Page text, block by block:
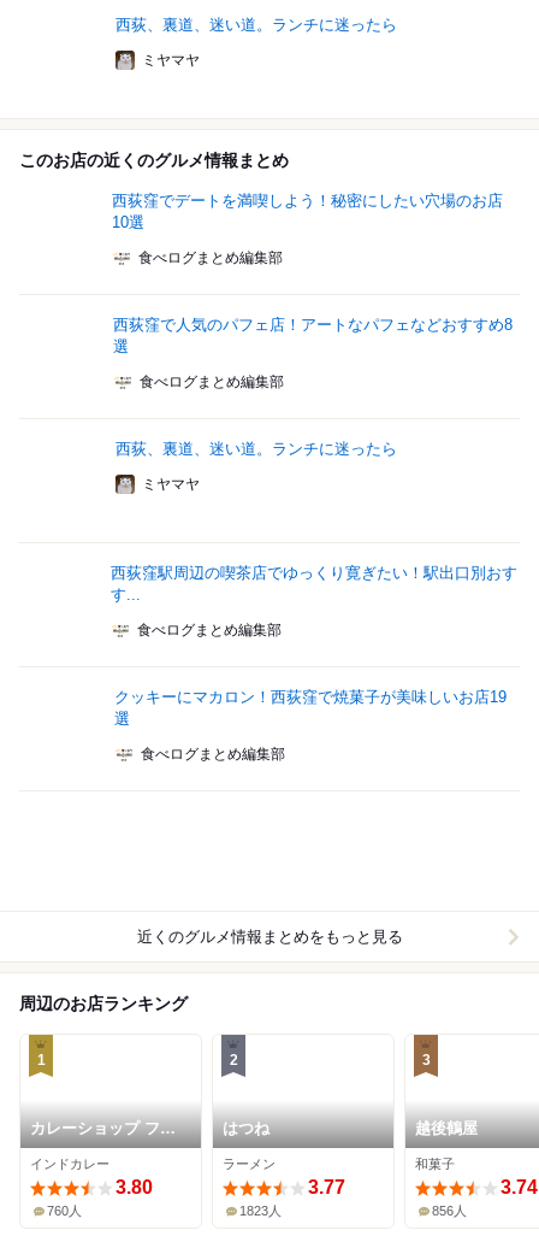
西荻、裏道、迷い道。ランチに迷ったら
ミヤマヤ
このお店の近くのグルメ情報まとめ
西荻窪でデートを満喫しよう！秘密にしたい穴場のお店
10選
食べログまとめ編集部
西荻窪で人気のパフェ店！アートなパフェなどおすすめ8
選
食べログまとめ編集部
西荻、裏道、迷い道。ランチに迷ったら
ミヤマヤ
西荻窪駅周辺の喫茶店でゆっくり寛ぎたい！駅出口別おす
す...
食べログまとめ編集部
クッキーにマカロン！西荻窪で焼菓子が美味しいお店19
選
食べログまとめ編集部
近くのグルメ情報まとめをもっと見る
周辺のお店ランキング
1
カレーショップ フェ
ンネル
インドカレー
3.80
760人
2
はつね
ラーメン
3.77
1823人
3
越後鶴屋
和菓子
3.74
856人